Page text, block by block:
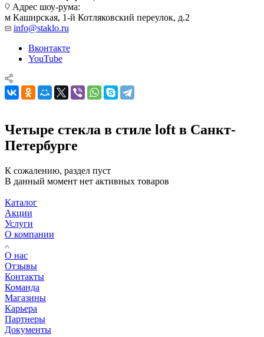
Адрес шоу-рума:
м Каширская, 1-й Котляковский переулок, д.2
info@staklo.ru
Вконтакте
YouTube
Четыре стекла в стиле loft в Санкт-
Петербурге
К сожалению, раздел пуст
В данный момент нет активных товаров
Каталог
Акции
Услуги
О компании
О нас
Отзывы
Контакты
Команда
Магазины
Карьера
Партнеры
Документы